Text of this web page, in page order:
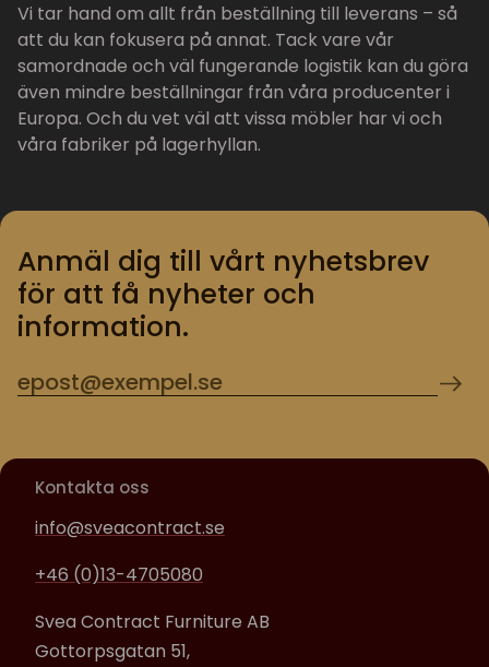
Vi tar hand om allt från beställning till leverans – så
att du kan fokusera på annat. Tack vare vår
samordnade och väl fungerande logistik kan du göra
även mindre beställningar från våra producenter i
Europa. Och du vet väl att vissa möbler har vi och
våra fabriker på lagerhyllan.
Anmäl dig till vårt nyhetsbrev
för att få nyheter och
information.
Kontakta oss
info@sveacontract.se
+46 (0)13-4705080
Svea Contract Furniture AB
Gottorpsgatan 51,